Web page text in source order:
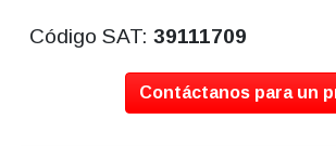
Código SAT:39111709
Contáctanos para un